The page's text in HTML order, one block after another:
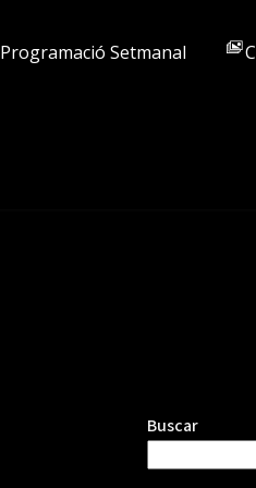
Programació Setmanal
Buscar